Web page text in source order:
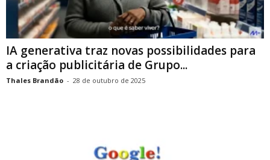
IA generativa traz novas possibilidades para
a criação publicitária de Grupo...
Thales Brandão - 28 de outubro de 2025